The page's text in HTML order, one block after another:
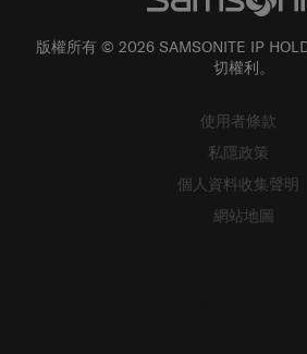
切權利。
私隱政策
個人資料收集聲明
網站地圖